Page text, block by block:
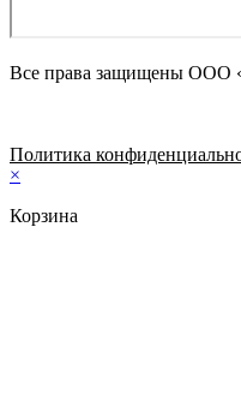
Все права защищены ООО
Политика
×
Корзина